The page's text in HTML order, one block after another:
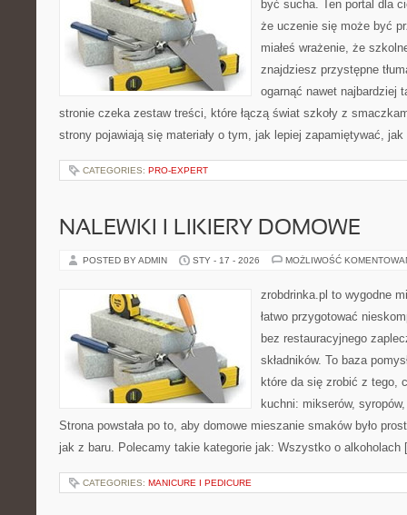
być sucha. Ten portal dla
że uczenie się może być
miałeś wrażenie, że
znajdziesz przystępne
ogarnąć nawet najbardziej
stronie czeka zestaw treści, które łączą świat szkoły z
strony pojawiają się materiały o tym, jak lepiej zapamiętywać,
CATEGORIES: PRO-EXPERT
NALEWKI I LIKIERY DOMOWE
POSTED BY ADMIN STY - 17 - 2026 MOŻLIWOŚĆ
zrobdrinka.pl to wygodne
łatwo przygotować
bez restauracyjnego
składników. To baza
które da się zrobić z tego,
kuchni: mikserów,
Strona powstała po to, aby domowe mieszanie smaków było
jak z baru. Polecamy takie kategorie jak: Wszystko o
CATEGORIES: MANICURE I PEDICURE